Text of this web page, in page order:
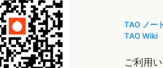
TAO ノー
TAO Wiki
ご利用